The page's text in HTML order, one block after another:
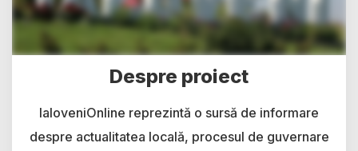
Despre proiect
IaloveniOnline reprezintă o sursă de informare
despre actualitatea locală, procesul de guvernare